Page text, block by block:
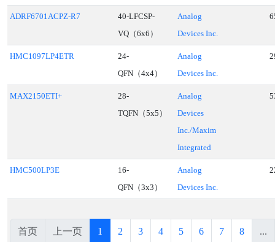
ADRF6701ACPZ-R7
40-LFCSP-
VQ（6x6）
Analog
Devices Inc.
HMC1097LP4ETR
24-
QFN（4x4）
Analog
Devices Inc.
MAX2150ETI+
28-
TQFN（5x5）
Analog
Devices
Inc./Maxim
Integrated
HMC500LP3E
16-
QFN（3x3）
Analog
Devices Inc.
首页 上一页 1 2 3 4 5 6 7 8 ...